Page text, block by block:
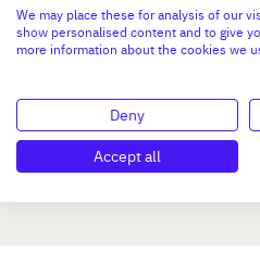
We may place these for analysis of our
show personalised content and to give
more information about the cookies we
Deny
Accept all